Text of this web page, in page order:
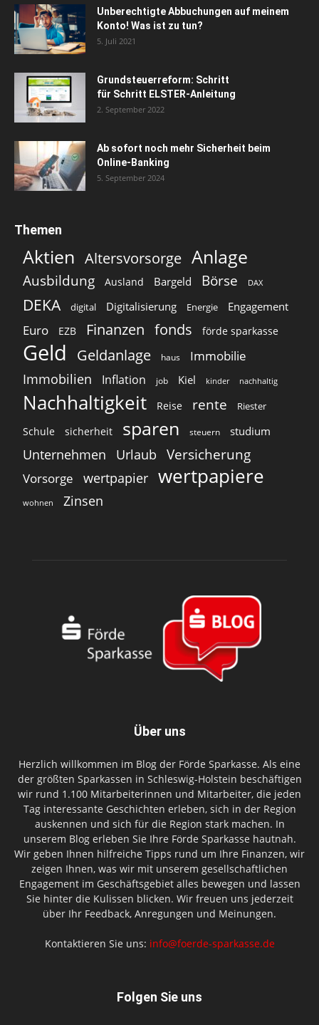
Unberechtigte Abbuchungen auf meinem
Konto! Was ist zu tun?
5. Juli 2021
Grundsteuerreform: Schritt
für Schritt ELSTER-Anleitung
2. September 2022
Ab sofort noch mehr Sicherheit beim
Online-Banking
5. September 2024
Themen
Aktien Altersvorsorge Anlage
Ausbildung Ausland Bargeld Börse DAX
DEKA digital Digitalisierung Energie Engagement
Euro EZB Finanzen fonds förde sparkasse
Geld Geldanlage haus Immobilie
Immobilien Inflation job Kiel kinder nachhaltig
Nachhaltigkeit Reise rente Riester
Schule sicherheit sparen steuern studium
Unternehmen Urlaub Versicherung
Vorsorge wertpapier wertpapiere
wohnen Zinsen
Über uns
Herzlich willkommen im Blog der Förde Sparkasse. Als eine
der größten Sparkassen in Schleswig-Holstein beschäftigen
wir rund 1.100 Mitarbeiterinnen und Mitarbeiter, die jeden
Tag interessante Geschichten erleben, sich in der Region
auskennen und sich für die Region stark machen. In
unserem Blog erleben Sie Ihre Förde Sparkasse hautnah.
Wir geben Ihnen hilfreiche Tipps rund um Ihre Finanzen, wir
zeigen Ihnen, was wir mit unserem gesellschaftlichen
Engagement im Geschäftsgebiet alles bewegen und lassen
Sie hinter die Kulissen blicken. Wir freuen uns jederzeit
über Ihr Feedback, Anregungen und Meinungen.
Kontaktieren Sie uns: info@foerde-sparkasse.de
Folgen Sie uns